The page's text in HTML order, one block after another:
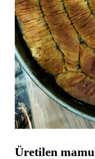
Üretilen